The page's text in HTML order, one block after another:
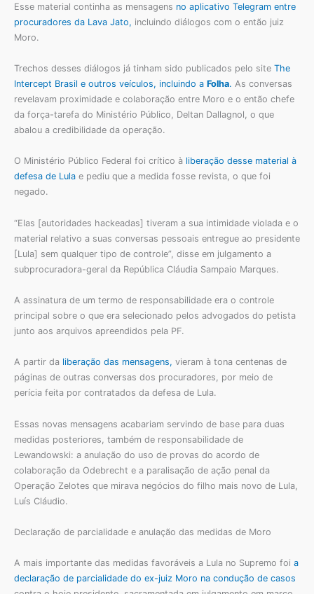
Esse material continha as mensagens no aplicativo Telegram entre
procuradores da Lava Jato, incluindo diálogos com o então juiz
Moro.
Trechos desses diálogos já tinham sido publicados pelo site The
Intercept Brasil e outros veículos, incluindo a Folha. As conversas
revelavam proximidade e colaboração entre Moro e o então chefe
da força-tarefa do Ministério Público, Deltan Dallagnol, o que
abalou a credibilidade da operação.
O Ministério Público Federal foi crítico à liberação desse material à
defesa de Lula e pediu que a medida fosse revista, o que foi
negado.
“Elas [autoridades hackeadas] tiveram a sua intimidade violada e o
material relativo a suas conversas pessoais entregue ao presidente
[Lula] sem qualquer tipo de controle”, disse em julgamento a
subprocuradora-geral da República Cláudia Sampaio Marques.
A assinatura de um termo de responsabilidade era o controle
principal sobre o que era selecionado pelos advogados do petista
junto aos arquivos apreendidos pela PF.
A partir da liberação das mensagens, vieram à tona centenas de
páginas de outras conversas dos procuradores, por meio de
perícia feita por contratados da defesa de Lula.
Essas novas mensagens acabariam servindo de base para duas
medidas posteriores, também de responsabilidade de
Lewandowski: a anulação do uso de provas do acordo de
colaboração da Odebrecht e a paralisação de ação penal da
Operação Zelotes que mirava negócios do filho mais novo de Lula,
Luís Cláudio.
Declaração de parcialidade e anulação das medidas de Moro
A mais importante das medidas favoráveis a Lula no Supremo foi a
declaração de parcialidade do ex-juiz Moro na condução de casos